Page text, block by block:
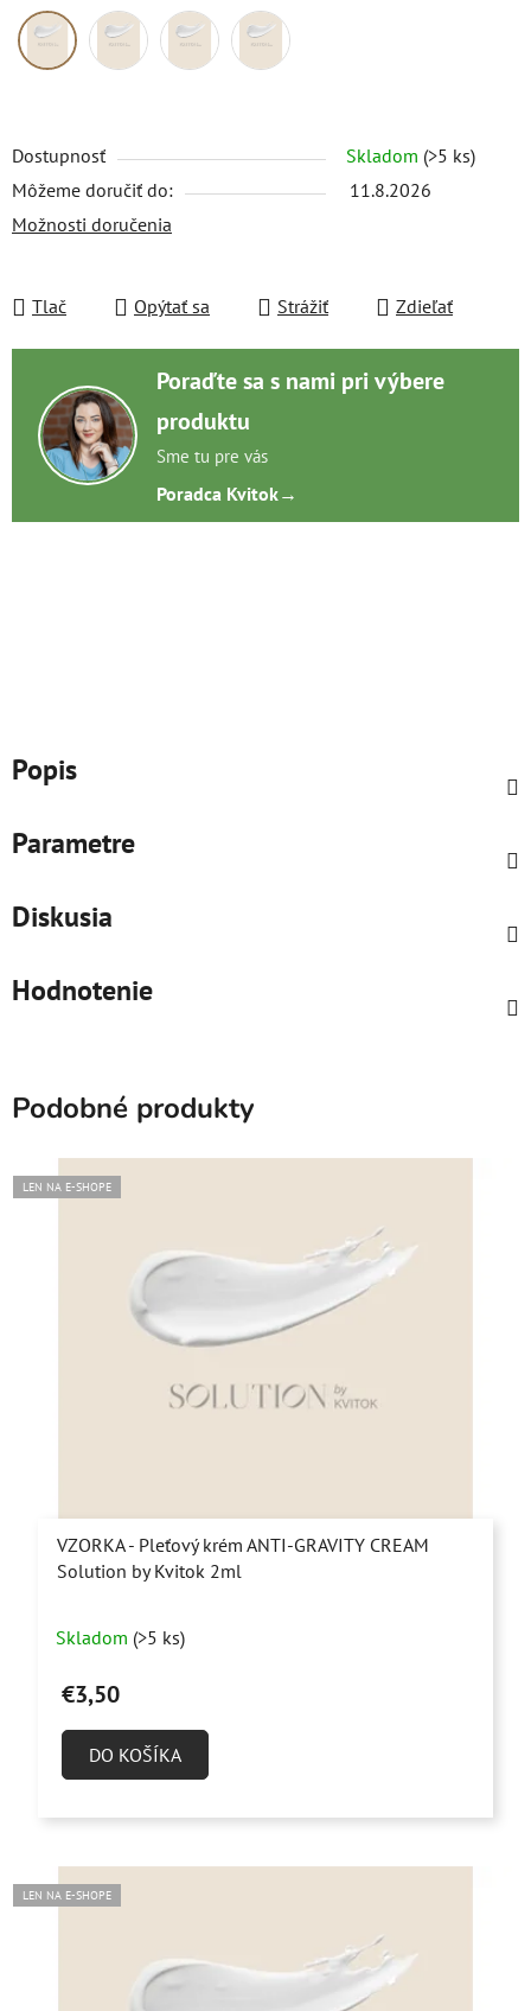
Dostupnosť Skladom (>5 ks)
Môžeme doručiť do:
11.8.2026
Možnosti doručenia
Tlač Opýtať sa Strážiť Zdieľať
Poraďte sa s nami pri výbere
produktu
Sme tu pre vás
Poradca Kvitok→
Popis
Parametre
Diskusia
Hodnotenie
Podobné produkty
LEN NA E-SHOPE
VZORKA - Pleťový krém ANTI-GRAVITY CREAM
Solution by Kvitok 2ml
Skladom (>5 ks)
€3,50
DO KOŠÍKA
LEN NA E-SHOPE